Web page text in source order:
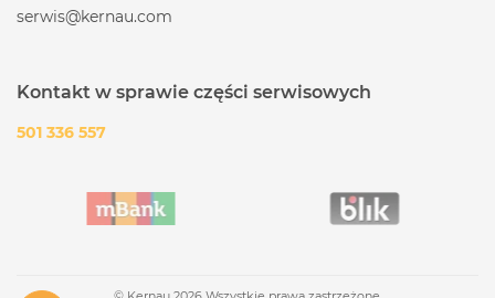
serwis@kernau.com
Kontakt w sprawie części serwisowych
501 336 557